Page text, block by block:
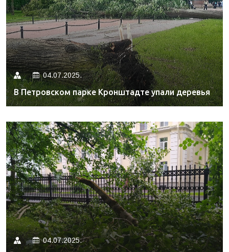
04.07.2025.
В Петровском парке Кронштадте упали деревья
04.07.2025.